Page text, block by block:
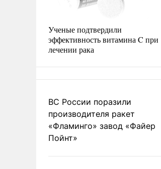
Ученые подтвердили
эффективность витамина C при
лечении рака
ВС России поразили
производителя ракет
«Фламинго» завод «Файер
Пойнт»